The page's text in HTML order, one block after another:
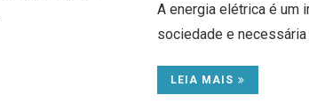
A energia elétrica é um
sociedade e necessária
LEIA MAIS